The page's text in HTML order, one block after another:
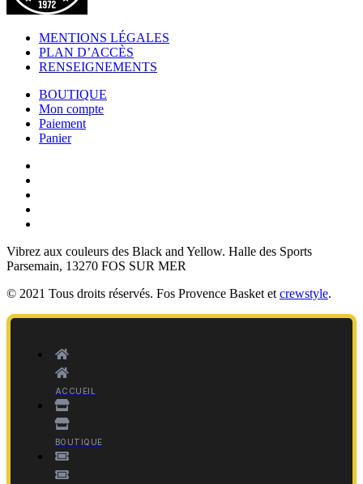
MENTIONS LÉGALES
PLAN D’ACCÈS
RENSEIGNEMENTS
BOUTIQUE
Mon compte
Paiement
Panier
Vibrez aux couleurs des Black and Yellow. Halle des Sports
Parsemain, 13270 FOS SUR MER
© 2021 Tous droits réservés. Fos Provence Basket et crewstyle.
ACCUEIL
BOUTIQUE